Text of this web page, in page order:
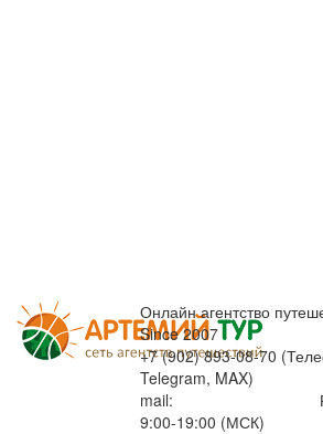
Онлайн агентство
Since 2007
+7 (902) 893-08-70
Telegram, MAX)
mail:
9:00-19:00 (МСК)